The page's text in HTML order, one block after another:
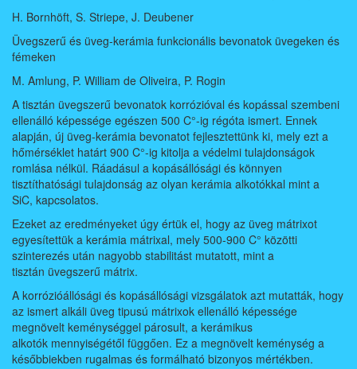
H. Bornhöft, S. Striepe, J. Deubener
Üvegszerű és üveg-kerámia funkcionális bevonatok üvegeken és
fémeken
M. Amlung, P. William de Oliveira, P. Rogin
A tisztán üvegszerű bevonatok korrózióval és kopással szembeni
ellenálló képessége egészen 500 C°-ig régóta ismert. Ennek
alapján, új üveg-kerámia bevonatot fejlesztettünk ki, mely ezt a
hőmérséklet határt 900 C°-ig kitolja a védelmi tulajdonságok
romlása nélkül. Ráadásul a kopásállósági és könnyen
tisztíthatósági tulajdonság az olyan kerámia alkotókkal mint a
SiC, kapcsolatos.
Ezeket az eredményeket úgy értük el, hogy az üveg mátrixot
egyesítettük a kerámia mátrixal, mely 500-900 C° közötti
szinterezés után nagyobb stabilitást mutatott, mint a
tisztán üvegszerű mátrix.
A korrózióállósági és kopásállósági vizsgálatok azt mutatták, hogy
az ismert alkáli üveg tipusú mátrixok ellenálló képessége
megnövelt keménységgel párosult, a kerámikus
alkotók mennyiségétől függően. Ez a megnövelt keménység a
későbbiekben rugalmas és formálható bizonyos mértékben.